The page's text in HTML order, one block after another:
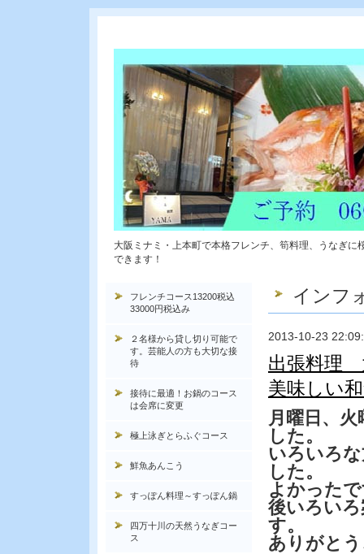
大阪ミナミ・上本町で本格フレンチ、筍料理、うなぎ
できます！
インフ
2013-10-23
出張料理
美味しい
月曜日、
した。
いろいろ
した。
よかった
後いろい
す。
ありがと
フレンチコース13200税込
33000円税込み
２名様から貸し切り可能で
す。芸能人の方も大切な接
待
接待に最適！お鍋のコース
は会席に変更
極上泳ぎとらふぐコース
鮮魚あんこう
すっぽん料理～すっぽん鍋
四万十川の天然うなぎコー
ス